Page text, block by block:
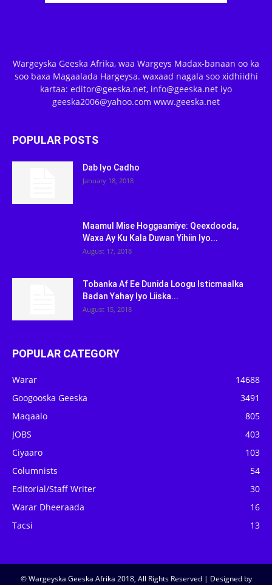
Wargeyska Geeska Afrika, waa Wargeys Madax-banaan oo ka
soo baxa Magaalada Hargeysa. waxaad nagala soo xidhiidhi
kartaa: editor@geeska.net, info@geeska.net iyo
geeska2006@yahoo.com www.geeska.net
POPULAR POSTS
Dab Iyo Cadho
January 18, 2018
Maamul Mise Hoggaamiye: Qeexdooda,
Waxa Ay Ku Kala Duwan Yihiin Iyo...
August 17, 2018
Tobanka Af Ee Dunida Loogu Isticmaalka
Badan Yahay Iyo Liiska...
August 15, 2018
POPULAR CATEGORY
Warar
14688
Googooska Geeska
3491
Maqaalo
805
JOBS
403
Ciyaaro
103
Columnists
54
Editorial/Staff Writer
30
Warar Dheeraada
16
Tacsi
13
© Wargeyska Geeska Afrika 2018, All Rights Reserved | Designed by